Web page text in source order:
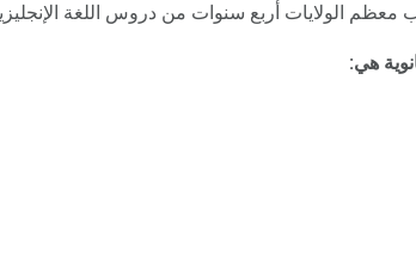
معظم الولايات أربع سنوات من دروس اللغة
هي: